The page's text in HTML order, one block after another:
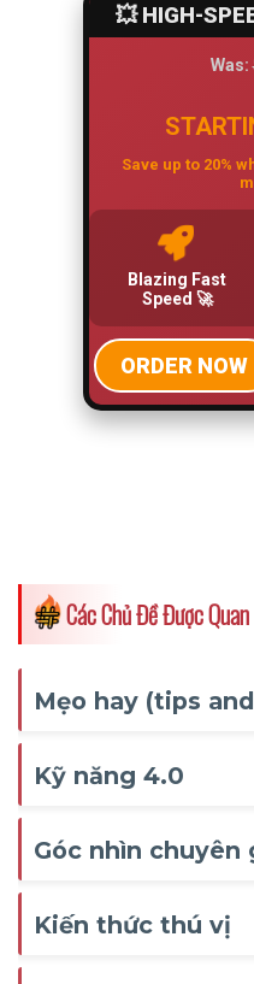
Các Chủ Đề Được
Mẹo hay (tips
Kỹ năng 4.0
Góc nhìn chuyên
Kiến thức thú vị